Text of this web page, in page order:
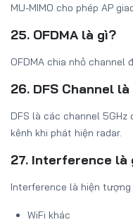
MU-MIMO cho phép AP
25. OFDMA là gì?
OFDMA chia nhỏ channel
26. DFS Channel
DFS là các channel
kênh khi phát hiện radar.
27. Interference là
Interference là hiện tượng
WiFi khác